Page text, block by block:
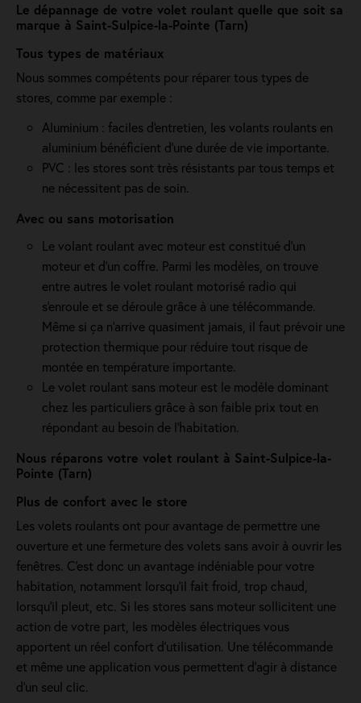
Le dépannage de votre volet roulant quelle que soit sa
marque à Saint-Sulpice-la-Pointe (Tarn)
Tous types de matériaux
Nous sommes compétents pour réparer tous types de
stores, comme par exemple :
Aluminium : faciles d'entretien, les volants roulants en
aluminium bénéficient d'une durée de vie importante.
PVC : les stores sont très résistants par tous temps et
ne nécessitent pas de soin.
Avec ou sans motorisation
Le volant roulant avec moteur est constitué d’un
moteur et d’un coffre. Parmi les modèles, on trouve
entre autres le volet roulant motorisé radio qui
s'enroule et se déroule grâce à une télécommande.
Même si ça n'arrive quasiment jamais, il faut prévoir une
protection thermique pour réduire tout risque de
montée en température importante.
Le volet roulant sans moteur est le modèle dominant
chez les particuliers grâce à son faible prix tout en
répondant au besoin de l'habitation.
Nous réparons votre volet roulant à Saint-Sulpice-la-
Pointe (Tarn)
Plus de confort avec le store
Les volets roulants ont pour avantage de permettre une
ouverture et une fermeture des volets sans avoir à ouvrir les
fenêtres. C'est donc un avantage indéniable pour votre
habitation, notamment lorsqu’il fait froid, trop chaud,
lorsqu’il pleut, etc. Si les stores sans moteur sollicitent une
action de votre part, les modèles électriques vous
apportent un réel confort d'utilisation. Une télécommande
et même une application vous permettent d'agir à distance
d'un seul clic.